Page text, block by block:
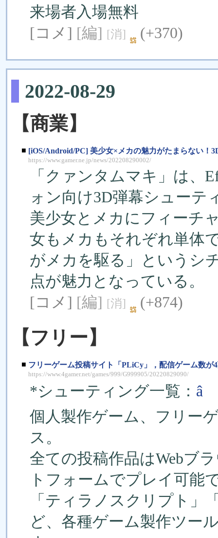
来場者入場無料
[コメ] [編] [消] (+370)
2022-08-29
【商業】
■ [iOS/Android/PC] 美少女×メカの魅力がたまらない！
https://www.gamer.ne.jp/news/202208290002/
「クァンタムマキ」は、
ォン向け3D弾幕シューテ
美少女とメカにフィーチ
女もメカもそれぞれ単体
がメカを駆る」というシ
点が魅力となっている。
[コメ] [編] [消] (+874)
【フリー】
■ フリーゲーム投稿サイト「PLiCy」，配信ゲーム数が
https://www.4gamer.net/games/999/G999905/20220829090/
*シューティング一覧： â
個人製作ゲーム、フリー
ス。
全ての投稿作品はWebブ
トフォームでプレイ可能
「ティラノスクリプト」
ど、各種ゲーム製作ツー